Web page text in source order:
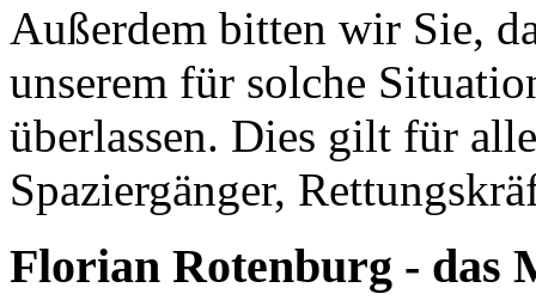
Außerdem bitten wir Sie,
unserem für solche
überlassen. Dies gilt für
Spaziergänger,
Florian Rotenburg - das